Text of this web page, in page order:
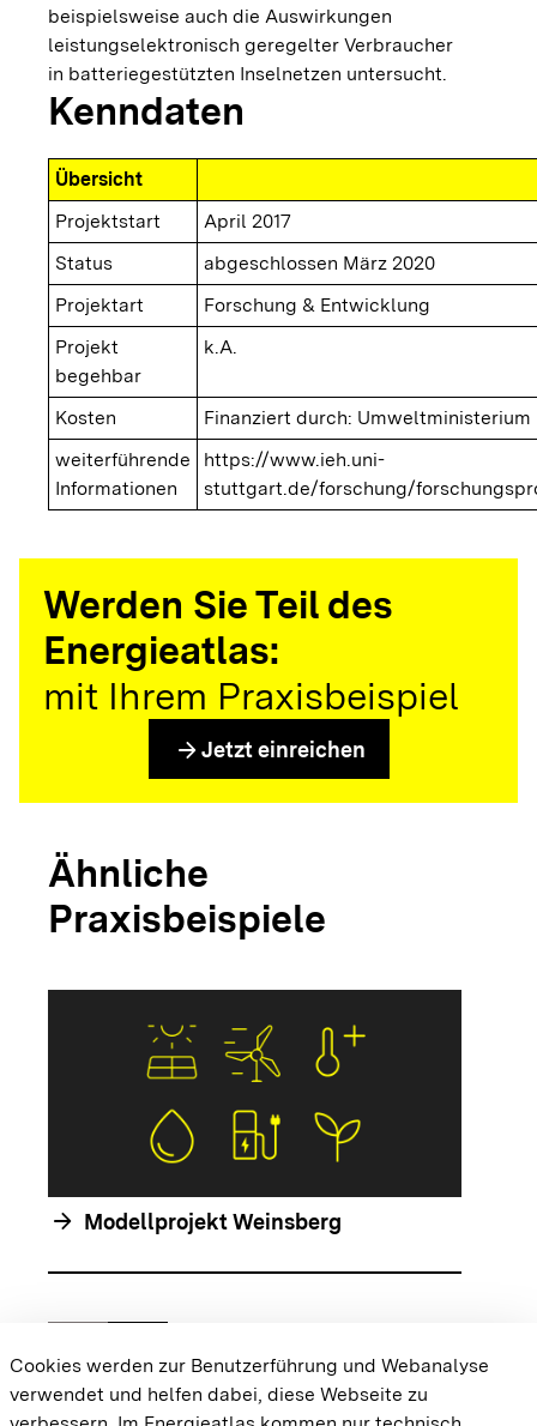
beispielsweise auch die Auswirkungen
leistungselektronisch geregelter Verbraucher
in batteriegestützten Inselnetzen untersucht.
Kenndaten
Übersicht
Projektstart
April 2017
Status
abgeschlossen März 2020
Projektart
Forschung & Entwicklung
Projekt
begehbar
k.A.
Kosten
Finanziert durch: Umweltministerium
weiterführende
Informationen
https://www.ieh.uni-
stuttgart.de/forschung/
Werden Sie Teil des
Energieatlas:
mit Ihrem Praxisbeispiel
arrow_forward Jetzt einreichen
Ähnliche
Praxisbeispiele
arrow_forward Modellprojekt Weinsberg
Zur vorhergehenden Folie springen
chevron_rightZur nächsten Folie springen
{{#displayPraxisbeispielMap}} {{{body}}}
Cookies werden zur Benutzerführung und Webanalyse
verwendet und helfen dabei, diese Webseite zu